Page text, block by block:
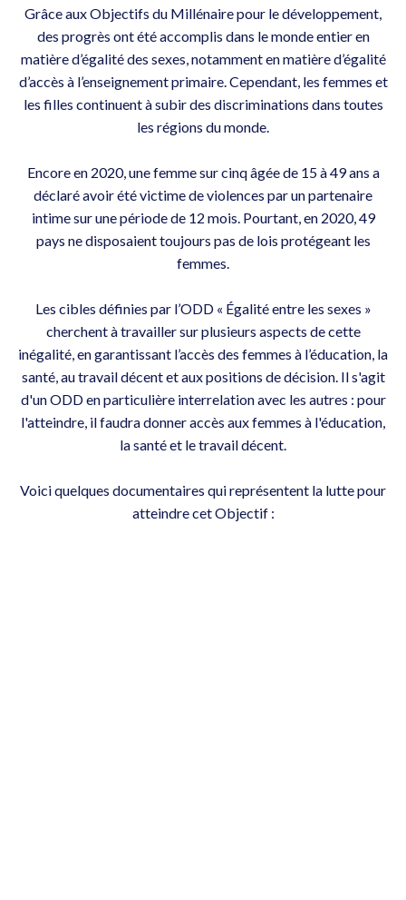
Grâce aux Objectifs du Millénaire pour le développement,
des progrès ont été accomplis dans le monde entier en
matière d’égalité des sexes, notamment en matière d’égalité
d’accès à l’enseignement primaire. Cependant, les femmes et
les filles continuent à subir des discriminations dans toutes
les régions du monde.
Encore en 2020, une femme sur cinq âgée de 15 à 49 ans a
déclaré avoir été victime de violences par un partenaire
intime sur une période de 12 mois. Pourtant, en 2020, 49
pays ne disposaient toujours pas de lois protégeant les
femmes.
Les cibles définies par l’ODD « Égalité entre les sexes »
cherchent à travailler sur plusieurs aspects de cette
inégalité, en garantissant l’accès des femmes à l’éducation, la
santé, au travail décent et aux positions de décision. Il s'agit
d'un ODD en particulière interrelation avec les autres : pour
l'atteindre, il faudra donner accès aux femmes à l'éducation,
la santé et le travail décent.
Voici quelques documentaires qui représentent la lutte pour
atteindre cet Objectif :